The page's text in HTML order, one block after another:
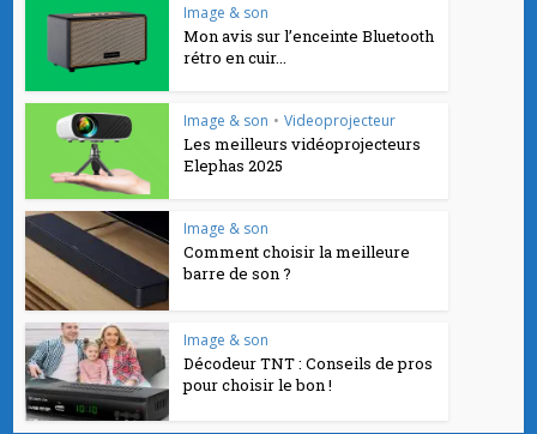
Image & son
Mon avis sur l’enceinte Bluetooth
rétro en cuir...
Image & son • Videoprojecteur
Les meilleurs vidéoprojecteurs
Elephas 2025
Image & son
Comment choisir la meilleure
barre de son ?
Image & son
Décodeur TNT : Conseils de pros
pour choisir le bon !